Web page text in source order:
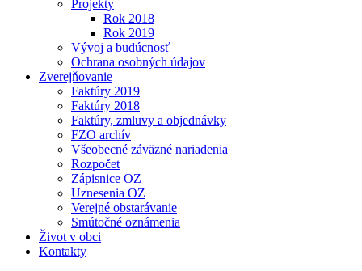
Projekty
Rok 2018
Rok 2019
Vývoj a budúcnosť
Ochrana osobných údajov
Zverejňovanie
Faktúry 2019
Faktúry 2018
Faktúry, zmluvy a objednávky
FZO archív
Všeobecné záväzné nariadenia
Rozpočet
Zápisnice OZ
Uznesenia OZ
Verejné obstarávanie
Smútočné oznámenia
Život v obci
Kontakty